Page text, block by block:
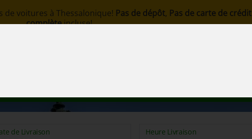
voitures à Thessalonique! Pas de dépôt, Pas de carte de crédit
complèteincluse!
de Livraison Heure Livraison